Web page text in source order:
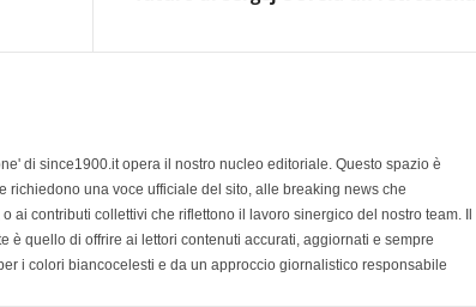
di since1900.it opera il nostro nucleo editoriale. Questo spazio è
richiedono una voce ufficiale del sito, alle breaking news che
ai contributi collettivi che riflettono il lavoro sinergico del nostro team. Il
è quello di offrire ai lettori contenuti accurati, aggiornati e sempre
i colori biancocelesti e da un approccio giornalistico responsabile